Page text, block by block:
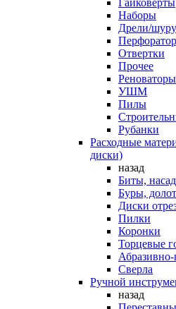
Гайковерты
Наборы
Дрели/
Отвертки
Прочее
Реноваторы
УШМ
Пилы
Рубанки
Расходные
диски)
назад
Биты,
Буры,
Диски
Пилки
Коронки
Торцевые
Сверла
Ручной
назад